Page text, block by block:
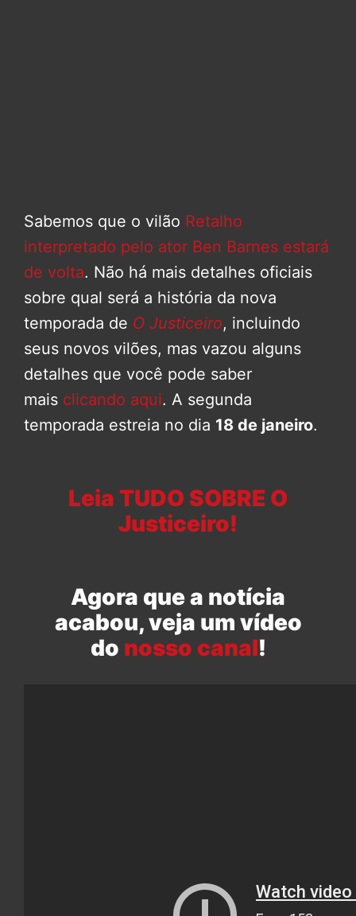
Sabemos que o vilão Retalho
interpretado pelo ator Ben Barnes estará
de volta. Não há mais detalhes oficiais
sobre qual será a história da nova
temporada de O Justiceiro, incluindo
seus novos vilões, mas vazou alguns
detalhes que você pode saber
mais clicando aqui. A segunda
temporada estreia no dia 18 de janeiro.
Leia TUDO SOBRE O
Justiceiro!
Agora que a notícia
acabou, veja um vídeo
do nosso canal!